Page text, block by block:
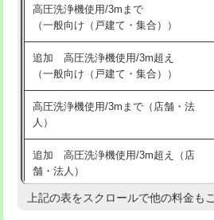
廃棄・処分
※給水管工事は20mmまでの価格です
持込商品取付（混合水栓）
持込商品取付（浄水器・分岐水栓）
業）
排水管工事（追加 排水管工事/3ｍ超
え）
高圧洗浄機使用/3mまで
（一般向け（戸建て・集合））
追加 高圧洗浄機使用/3m超え
（一般向け（戸建て・集合））
高圧洗浄機使用/3mまで（店舗・法
人）
追加 高圧洗浄機使用/3m超え（店
舗・法人）
高度高圧洗浄換
上記の表をスクロールで他の料金も